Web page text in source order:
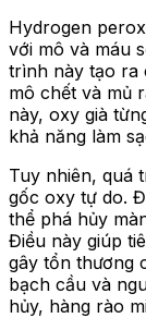
Hydrogen
với mô và máu
trình này tạo ra
mô chết và mủ
này, oxy già
khả năng làm
Tuy nhiên, quá
gốc oxy tự do.
thể phá hủy
Điều này giúp
gây tổn thương
bạch cầu và
hủy, hàng rào